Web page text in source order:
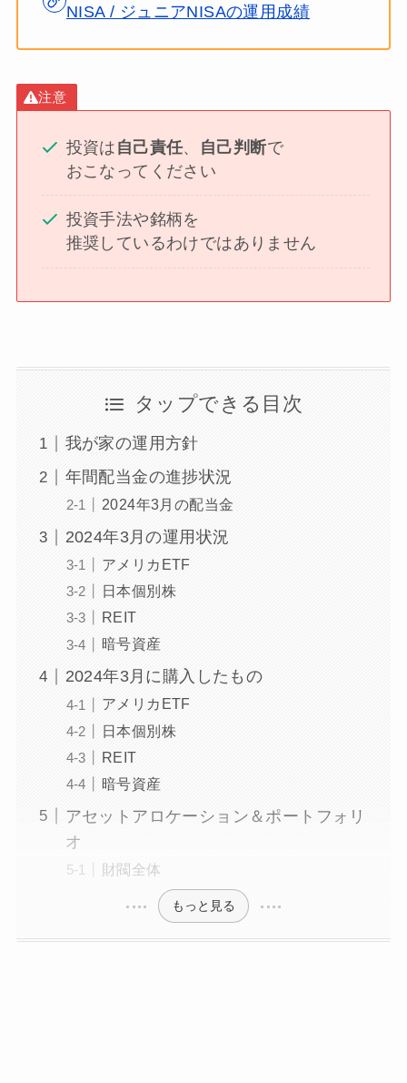
NISA / ジュニアNISAの運用成績
注意
投資は 自己責任、 自己判断で
おこなってください
投資手法や銘柄を
推奨しているわけではありません
タップできる目次
我が家の運用方針
年間配当金の進捗状況
2024年3月の配当金
2024年3月の運用状況
アメリカETF
日本個別株
REIT
暗号資産
2024年3月に購入したもの
アメリカETF
日本個別株
REIT
暗号資産
アセットアロケーション＆ポートフォリ
オ
財閥全体
もっと見る